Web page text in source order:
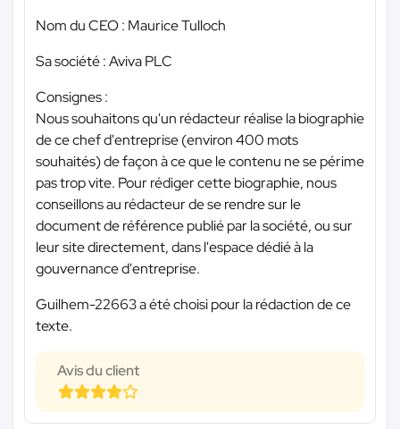
Nom du CEO : Maurice Tulloch
Sa société : Aviva PLC
Consignes :
Nous souhaitons qu'un rédacteur réalise la biographie
de ce chef d'entreprise (environ 400 mots
souhaités) de façon à ce que le contenu ne se périme
pas trop vite. Pour rédiger cette biographie, nous
conseillons au rédacteur de se rendre sur le
document de référence publié par la société, ou sur
leur site directement, dans l'espace dédié à la
gouvernance d'entreprise.
Guilhem-22663 a été choisi pour la rédaction de ce
texte.
Avis du client